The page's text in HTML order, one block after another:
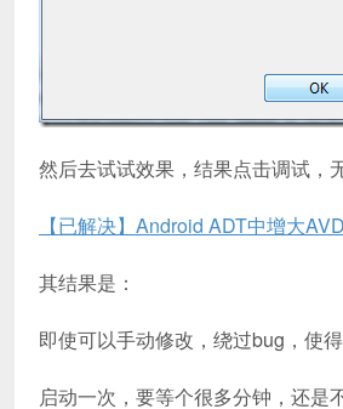
然后去试试效果，结果点击调试，
【已解决】Android ADT中增大
其结果是：
即使可以手动修改，绕过bug，使
启动一次，要等个很多分钟，还是